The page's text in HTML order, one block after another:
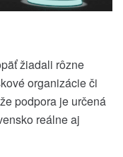
žiadali rôzne
organizácie či
podpora je určená
reálne aj